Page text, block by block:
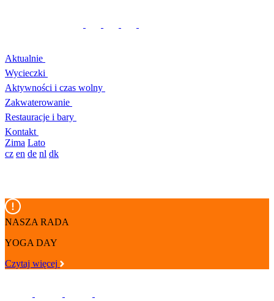
Aktualnie
Wycieczki
Aktywności i czas wolny
Zakwaterowanie
Restauracje i bary
Kontakt
Zima Lato
cz en de nl dk
NASZA RADA
YOGA DAY
Czytaj więcej